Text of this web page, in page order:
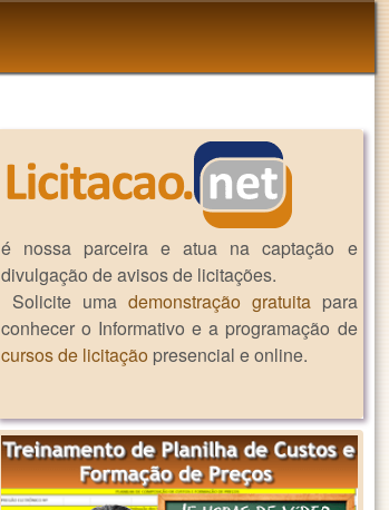
é nossa parceira e atua na captação e
divulgação de avisos de licitações.
Solicite uma demonstração gratuitapara
conhecer o Informativo e a programação de
cursos de licitação presencial e online.